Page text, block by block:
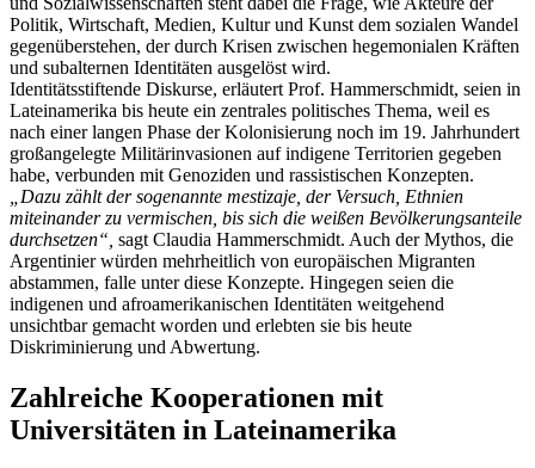
Politik, Wirtschaft, Medien, Kultur und Kunst dem sozialen Wandel
gegenüberstehen, der durch Krisen zwischen hegemonialen Kräften
und subalternen Identitäten ausgelöst wird.
Identitätsstiftende Diskurse, erläutert Prof. Hammerschmidt, seien in
Lateinamerika bis heute ein zentrales politisches Thema, weil es
nach einer langen Phase der Kolonisierung noch im 19. Jahrhundert
großangelegte Militärinvasionen auf indigene Territorien gegeben
habe, verbunden mit Genoziden und rassistischen Konzepten.
„Dazu zählt der sogenannte mestizaje, der Versuch, Ethnien
miteinander zu vermischen, bis sich die weißen Bevölkerungsanteile
durchsetzen“, sagt Claudia Hammerschmidt. Auch der Mythos, die
Argentinier würden mehrheitlich von europäischen Migranten
abstammen, falle unter diese Konzepte. Hingegen seien die
indigenen und afroamerikanischen Identitäten weitgehend
unsichtbar gemacht worden und erlebten sie bis heute
Diskriminierung und Abwertung.
Zahlreiche Kooperationen mit
Universitäten in Lateinamerika